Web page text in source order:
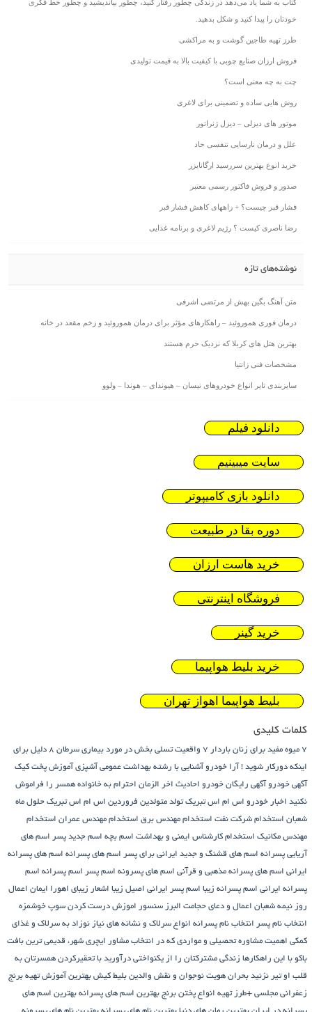
کتاب به شما یاد می‌دهد در زندگی چطور رفتار کنید، چطور بیاندیشید و چطور خط فکری
خودتان را پیدا کنید و شکل بدهید.
طرز تهیه طاجین گوشت و به مراکشی
فروش ارزان صنایع چوبی با کیفیت بالا به قیمت تولیدی
چت به چه معنی است؟
روش هایی ساده و تضمینی برای لاغری
موتور های دیزلی – دیزل ژنراتور
علل و درمان نارسایی تنفسی حاد
خرید انوع بهترین سررسید ارگانایزر
صدور و فروش فاکتور رسمی معتبر
فشار قبر چیست؟ + راههای کاهش فشار قبر
رضا ناصری کیست ؟ رژیم لاغری و برنامه غذایی
نوشته‌های تازه
متن آهنگ بگین بهش از مرتضی اشرفی
درمان فوری هموروئید – راهکارهای مؤثر برای درمان هموروئید و زخم مقعد در خانه
بهترین هتل های کربلا که نزدیک حرم هستند
مشخصات فنی زانتیا
سایزبندی تایر انواع خودروهای نیسان – هیوندای – هوندا – ولوو
دانلود فیلم
سایت میبینیم
دانلود بازی کامیپوتر
دوره بقا در طبیعت
خرید هاست ارزان
فروشگاه اینترنتی
خرید گینر
خرید بلیط هواپیما
بلیط هواپیما اهواز تهران
کلمات کلیدی
7 میوه مفید برای زنان باردار 7 واقعیت تسلی بخش در مورد بیماری سرطان
8 دلیل برای
اینکه دورکار شوید ! آرا خودرو آشنایی با رشته بهداشت عمومی آشپزی آموزش پخت کیک
آگهی خودرو آگهی رایگان خودرو احادیث اخر الزمان احترام به خانواده همسر را فراموش
نکنید اخبار خودرو اس ام اس تبریک تولد متولدین فروردین اس ام اس تبریک حلول ماه
شعبان استخدام شرکت نفت استخدام مهندس برق استخدام مهندس عمران استخدام
مهندس مکانیک استخدام کارشناس ایمنی و بهداشت اسم بچه اسم جدید پسر اسم های
آریایی پسرانه اسم های قشنگ و جدید ایرانی برای پسر اسم های پسرانه اسم های پسرانه
ایرانی اسم های پسرانه مذهبی و قرآنی اسم های پسرونه اسم پسر اسم پسرانه اسم
پسرانه ایرانی اسم پسرانه زیبا اسم پسر ایرانی اصیل زیبا اشعار زیبای اهورا ایمان اعمال
روز نیمه شعبان اعمال و دعای حجامت البرز سنسور اموزش درست کردن سوپ خوشمزه
انتخاب نام پسر انتخاب نام پسرانه انواع سرلاک و نشانه های نیاز نوزاد به سرلاک و غذای
کمکی اهمیت مشاوره تحصیلی و مواردی که در انتخاب مشاور ایچری شهر، قدیمی ترین بافت
باکو با این راهکارها زندگی مشترکتان را از یکنواختی درآورید با تحقیرکردن همسرتان به
قلب او تیر نزنید بحران هویت نوجوان و نقش والدین بلیط کیش بهترین آموزش تهیه برنج
زعفرانی مجلسی +طرز تهیه انواع پختن برنج بهترین اسم های پسرانه بهترین اسم های